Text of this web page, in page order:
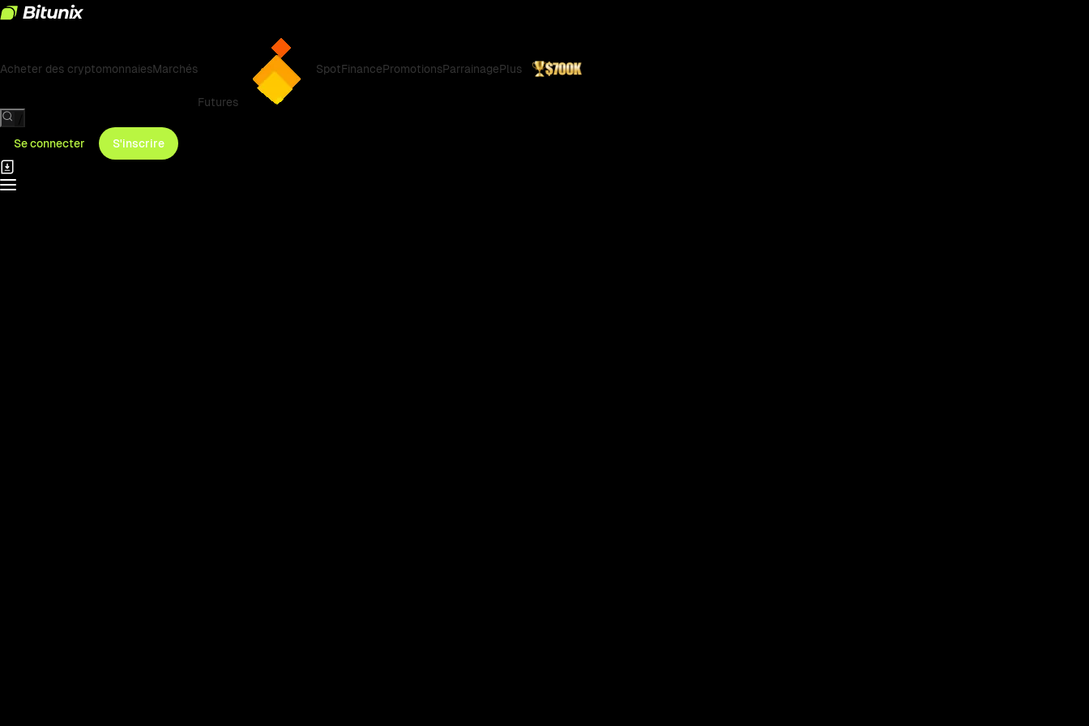
Acheter des cryptomonnaiesMarchés
Futures
SpotFinancePromotionsParrainagePlus
Se connecter
S'inscrire